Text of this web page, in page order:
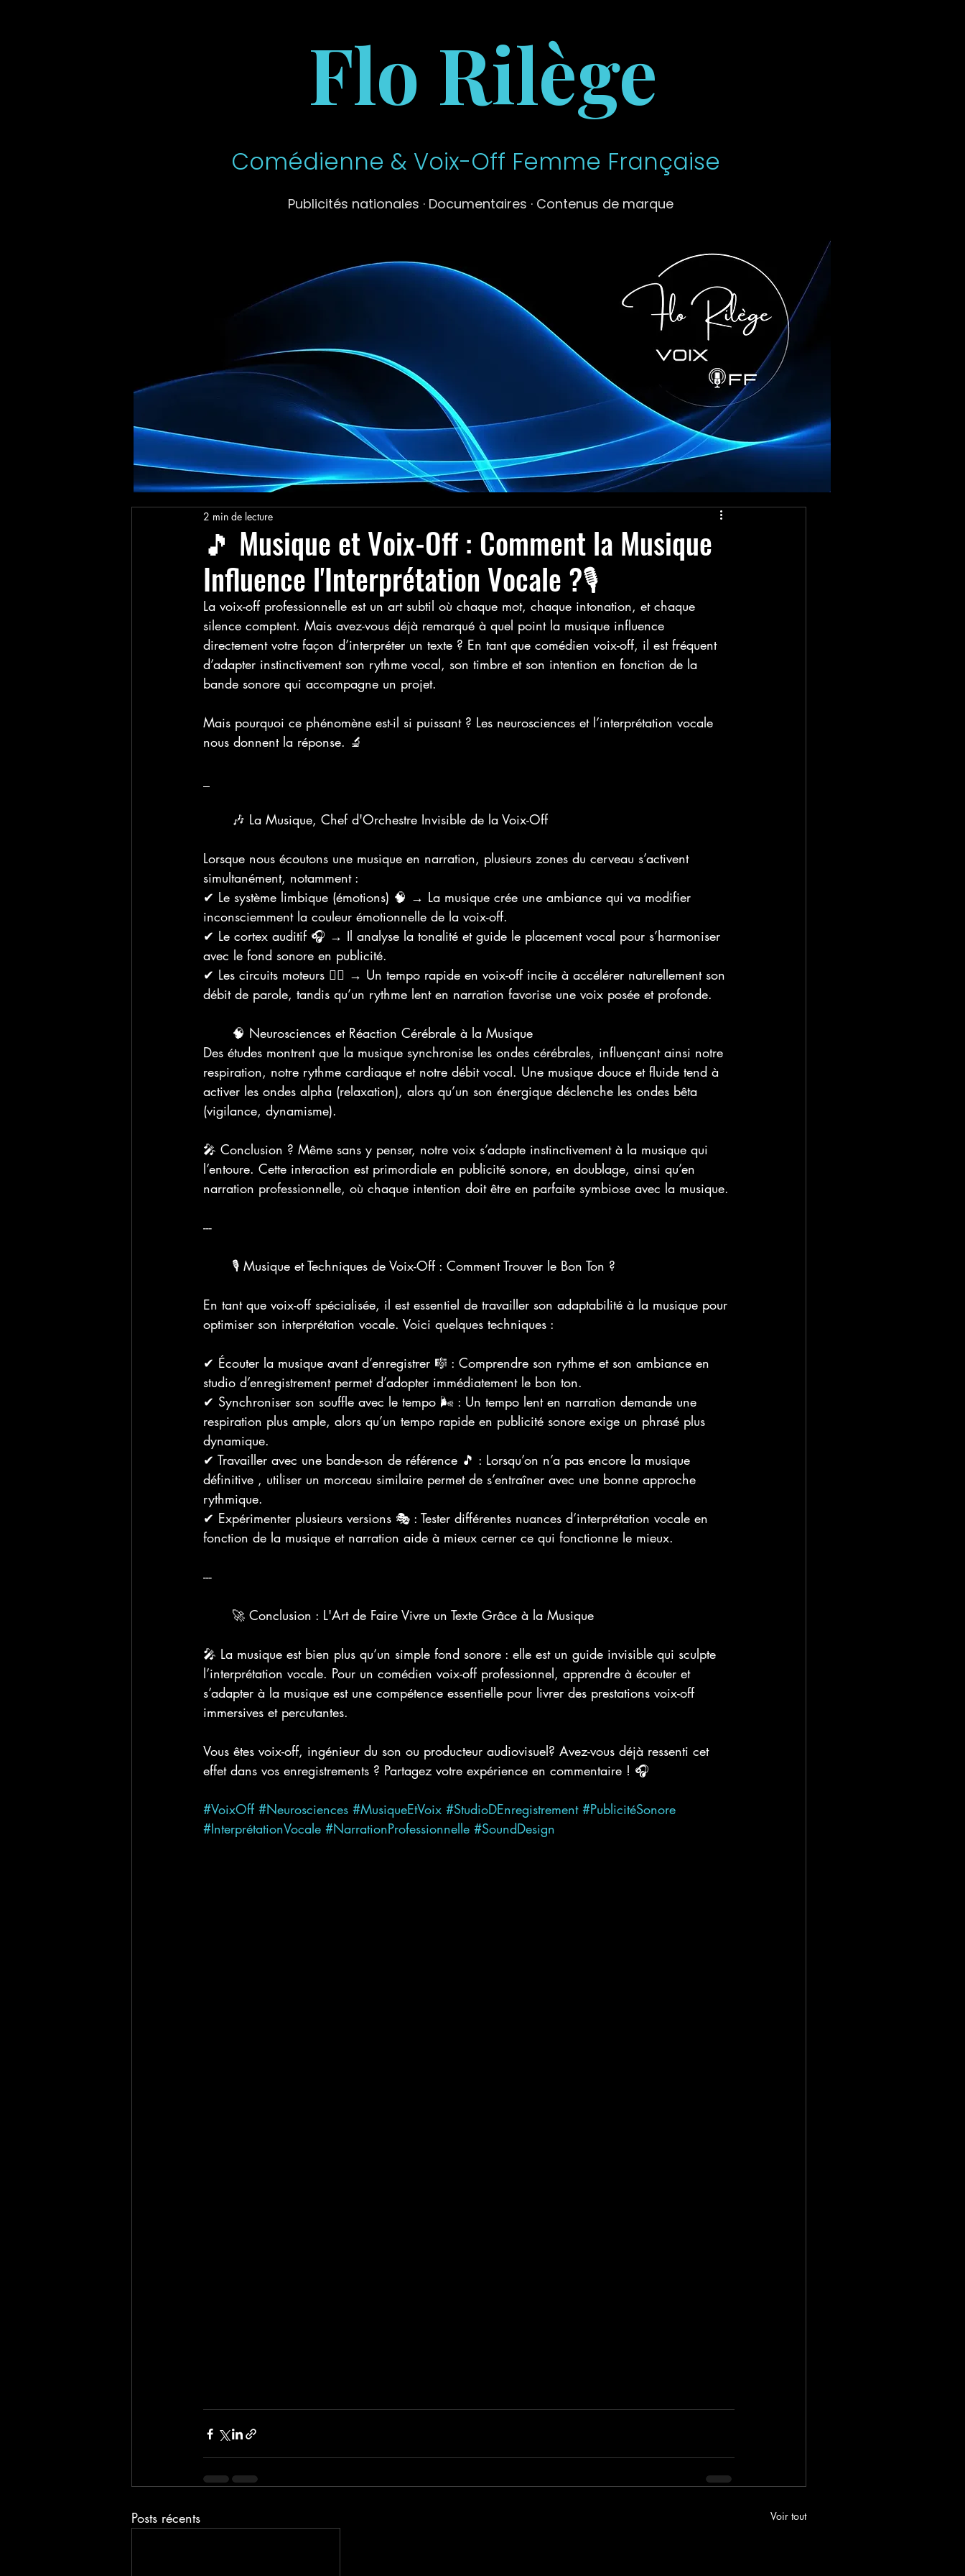
Flo Rilège
Comédienne & Voix-Off Femme Française
Publicités nationales · Documentaires · Contenus de marque
🎵 Musique et Voix-Off : Comment la Musique
Influence l'Interprétation Vocale ?🎙️
2 min de lecture
La voix-off professionnelle est un art subtil où chaque mot, chaque intonation, et chaque
silence comptent. Mais avez-vous déjà remarqué à quel point la musique influence
directement votre façon d’interpréter un texte ? En tant que comédien voix-off, il est fréquent
d’adapter instinctivement son rythme vocal, son timbre et son intention en fonction de la
bande sonore qui accompagne un projet.
Mais pourquoi ce phénomène est-il si puissant ? Les neurosciences et l’interprétation vocale
nous donnent la réponse. 🔬
	🎶 La Musique, Chef d'Orchestre Invisible de la Voix-Off
Lorsque nous écoutons une musique en narration, plusieurs zones du cerveau s’activent
simultanément, notamment :
✔ Le système limbique (émotions) 🧠 → La musique crée une ambiance qui va modifier
inconsciemment la couleur émotionnelle de la voix-off.
✔ Le cortex auditif 🎧 → Il analyse la tonalité et guide le placement vocal pour s’harmoniser
avec le fond sonore en publicité.
✔ Les circuits moteurs 🏃‍♀️ → Un tempo rapide en voix-off incite à accélérer naturellement son
débit de parole, tandis qu’un rythme lent en narration favorise une voix posée et profonde.
	🧠 Neurosciences et Réaction Cérébrale à la Musique
Des études montrent que la musique synchronise les ondes cérébrales, influençant ainsi notre
respiration, notre rythme cardiaque et notre débit vocal. Une musique douce et fluide tend à
activer les ondes alpha (relaxation), alors qu’un son énergique déclenche les ondes bêta
(vigilance, dynamisme).
🎤 Conclusion ? Même sans y penser, notre voix s’adapte instinctivement à la musique qui
l’entoure. Cette interaction est primordiale en publicité sonore, en doublage, ainsi qu’en
narration professionnelle, où chaque intention doit être en parfaite symbiose avec la musique.
---
	🎙️ Musique et Techniques de Voix-Off : Comment Trouver le Bon Ton ?
En tant que voix-off spécialisée, il est essentiel de travailler son adaptabilité à la musique pour
optimiser son interprétation vocale. Voici quelques techniques :
✔ Écouter la musique avant d’enregistrer 🎼 : Comprendre son rythme et son ambiance en
studio d’enregistrement permet d’adopter immédiatement le bon ton.
✔ Synchroniser son souffle avec le tempo 🌬️ : Un tempo lent en narration demande une
respiration plus ample, alors qu’un tempo rapide en publicité sonore exige un phrasé plus
dynamique.
✔ Travailler avec une bande-son de référence 🎵 : Lorsqu’on n’a pas encore la musique
définitive , utiliser un morceau similaire permet de s’entraîner avec une bonne approche
rythmique.
✔ Expérimenter plusieurs versions 🎭 : Tester différentes nuances d’interprétation vocale en
fonction de la musique et narration aide à mieux cerner ce qui fonctionne le mieux.
---
	🚀 Conclusion : L'Art de Faire Vivre un Texte Grâce à la Musique
🎤 La musique est bien plus qu’un simple fond sonore : elle est un guide invisible qui sculpte
l’interprétation vocale. Pour un comédien voix-off professionnel, apprendre à écouter et
s’adapter à la musique est une compétence essentielle pour livrer des prestations voix-off
immersives et percutantes.
Vous êtes voix-off, ingénieur du son ou producteur audiovisuel? Avez-vous déjà ressenti cet
effet dans vos enregistrements ? Partagez votre expérience en commentaire ! 🎧
#VoixOff #Neurosciences #MusiqueEtVoix #StudioDEnregistrement #PublicitéSonore
#InterprétationVocale #NarrationProfessionnelle #SoundDesign
Posts récents Voir tout